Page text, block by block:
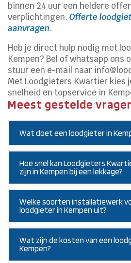
binnen 24 uur een heldere
verplichtingen.Offerte
aanvragen.
Heb je direct hulp nodig met
Kempen? Bel of whatsapp ons
stuur een e-mail naar
Met Loodgieters Kwartier kies
snelheid en topservice in
Meest gestelde
Wat doet een loodgieter in
Hoe snel kan Loodgieters
zijn in Kempen bij een lekkage?
Welke soorten installatiewerk
loodgieter in Kempen uit?
Wat zijn de kosten van een
Kempen?